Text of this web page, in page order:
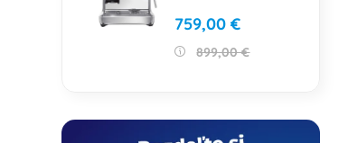
(130ml) / 6704B001
759,00 €
899,00 €